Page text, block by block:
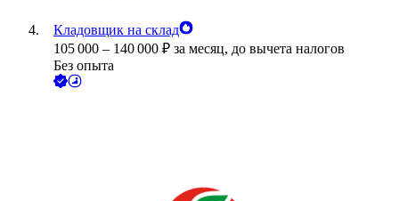
Кладовщик на склад
105 000 – 140 000 ₽ за месяц, до вычета налогов
Без опыта